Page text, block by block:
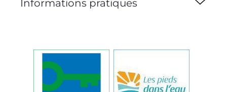
Informations pratiques